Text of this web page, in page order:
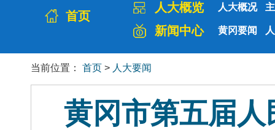
首页
人大概览 人大概况
新闻中心 黄冈要闻
当前位置： 首页 > 人大要闻
黄冈市第五届